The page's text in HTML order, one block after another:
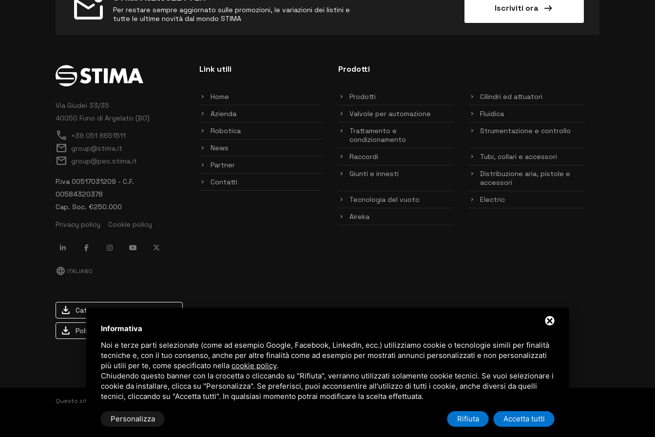
Per restare sempre aggiornato sulle promozioni, le variazioni dei listini e
tutte le ultime novità dal mondo STIMA
Iscriviti ora arrow_right_alt
Via Giudei 33/35
40050 Funo di Argelato (BO)
call +39 051 8651511
mail group@stima.it
mail group@pec.stima.it
P.iva 00517031209 - C.F.
00584320378
Cap. Soc. €250.000
Privacy policy
Cookie policy
language ITALIANO
Link utili
Home
Azienda
Robotica
News
Partner
Contatti
Prodotti
Prodotti
Cilindri ed attuatori
Valvole per automazione
Fluidica
Trattamento e
condizionamento
Strumentazione e controllo
Raccordi
Tubi, collari e accessori
Giunti e innesti
Distribuzione aria, pistole e
accessori
Tecnologia del vuoto
Electric
Aireka
download Catalogo Stima
download Politica qualità e sicurezza
Questo sito è protetto da Google reCAPTCHA v3, Privacy PolicyeTerms of Servicedi Google.
Informativa
Noi e terze parti selezionate (come ad esempio Google, Facebook, LinkedIn, ecc.) utilizziamo cookie o tecnologie simili per finalità
tecniche e, con il tuo consenso, anche per altre finalità come ad esempio per mostrati annunci personalizzati e non personalizzati
più utili per te, come specificato nella cookie policy.
Chiudendo questo banner con la crocetta o cliccando su "Rifiuta", verranno utilizzati solamente cookie tecnici. Se vuoi selezionare i
cookie da installare, clicca su "Personalizza". Se preferisci, puoi acconsentire all'utilizzo di tutti i cookie, anche diversi da quelli
tecnici, cliccando su "Accetta tutti". In qualsiasi momento potrai modificare la scelta effettuata.
Personalizza Rifiuta Accetta tutti